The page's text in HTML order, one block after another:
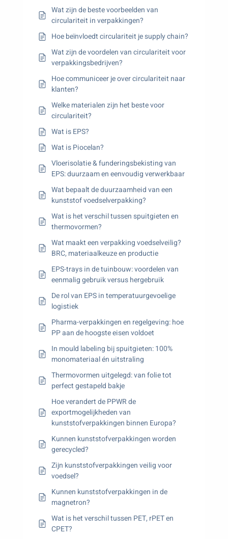
Wat zijn de beste voorbeelden van
circulariteit in verpakkingen?
Hoe beïnvloedt circulariteit je supply chain?
Wat zijn de voordelen van circulariteit voor
verpakkingsbedrijven?
Hoe communiceer je over circulariteit naar
klanten?
Welke materialen zijn het beste voor
circulariteit?
Wat is EPS?
Wat is Piocelan?
Vloerisolatie & funderingsbekisting van
EPS: duurzaam en eenvoudig verwerkbaar
Wat bepaalt de duurzaamheid van een
kunststof voedselverpakking?
Wat is het verschil tussen spuitgieten en
thermovormen?
Wat maakt een verpakking voedselveilig?
BRC, materiaalkeuze en productie
EPS-trays in de tuinbouw: voordelen van
eenmalig gebruik versus hergebruik
De rol van EPS in temperatuurgevoelige
logistiek
Pharma-verpakkingen en regelgeving: hoe
PP aan de hoogste eisen voldoet
In mould labeling bij spuitgieten: 100%
monomateriaal én uitstraling
Thermovormen uitgelegd: van folie tot
perfect gestapeld bakje
Hoe verandert de PPWR de
exportmogelijkheden van
kunststofverpakkingen binnen Europa?
Kunnen kunststofverpakkingen worden
gerecycled?
Zijn kunststofverpakkingen veilig voor
voedsel?
Kunnen kunststofverpakkingen in de
magnetron?
Wat is het verschil tussen PET, rPET en
CPET?